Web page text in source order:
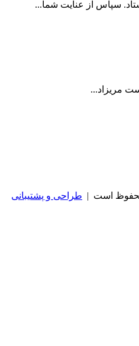
سپاس از عنایت شما...
مریزاد...
طراحی و پشتیبانی